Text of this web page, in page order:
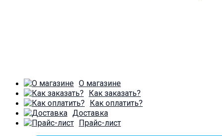
О магазине
Как заказать?
Как оплатить?
Доставка
Прайс-лист